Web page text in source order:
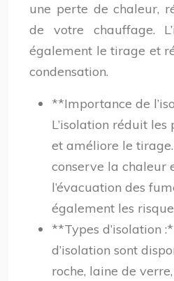
une perte de chaleur,
de votre chauffage.
également le tirage et
condensation.
**Importance de
L’isolation réduit
et améliore le
conserve la chaleur
l’évacuation des
également les
**Types d’isolation
d’isolation sont
roche, laine de